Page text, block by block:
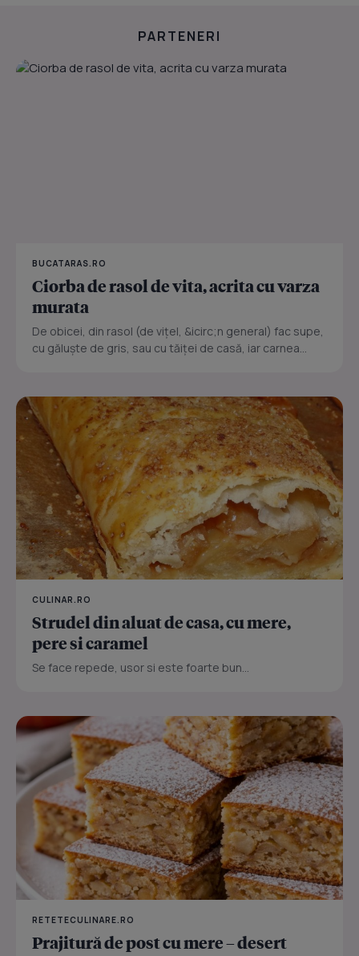
PARTENERI
BUCATARAS.RO
Ciorba de rasol de vita, acrita cu varza
murata
De obicei, din rasol (de vițel, &icirc;n general) fac supe,
cu găluște de gris, sau cu tăiței de casă, iar carnea...
CULINAR.RO
Strudel din aluat de casa, cu mere,
pere si caramel
Se face repede, usor si este foarte bun...
RETETECULINARE.RO
Prajitură de post cu mere – desert